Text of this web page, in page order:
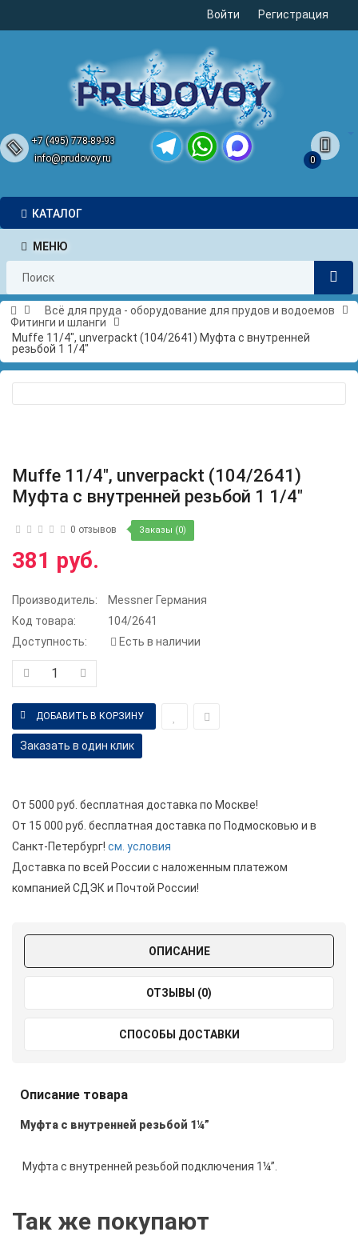
Войти Регистрация
+7 (495) 778-89-93
info@prudovoy.ru
0
КАТАЛОГ
МЕНЮ
Всё для пруда - оборудование для прудов и водоемов
Фитинги и шланги
Muffe 11/4", unverpackt (104/2641) Муфта с внутренней
резьбой 1 1/4"
Muffe 11/4", unverpackt (104/2641)
Муфта с внутренней резьбой 1 1/4"
0 отзывов Заказы (0)
381 руб.
Производитель:
Messner Германия
Код товара:
104/2641
Доступность:
Есть в наличии
Заказать в один клик
От 5000 руб. бесплатная доставка по Москве!
От 15 000 руб. бесплатная доставка по Подмосковью и в
Санкт-Петербург! см. условия
Доставка по всей России с наложенным платежом
компанией СДЭК и Почтой России!
ОПИСАНИЕ
ОТЗЫВЫ (0)
СПОСОБЫ ДОСТАВКИ
Описание товара
Муфта с внутренней резьбой 1¼”
Муфта с внутренней резьбой подключения 1¼”.
Так же покупают